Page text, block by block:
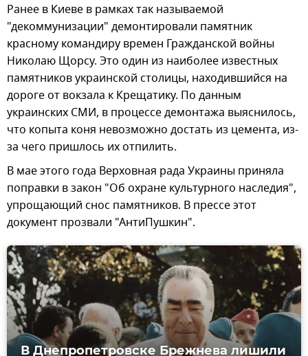
Ранее в Киеве в рамках так называемой
"декоммунизации" демонтировали памятник
красному командиру времен Гражданской войны
Николаю Щорсу. Это один из наиболее известных
памятников украинской столицы, находившийся на
дороге от вокзала к Крещатику. По данным
украинских СМИ, в процессе демонтажа выяснилось,
что копыта коня невозможно достать из цемента, из-
за чего пришлось их отпилить.
В мае этого года Верховная рада Украины приняла
поправки в закон "Об охране культурного наследия",
упрощающий снос памятников. В прессе этот
документ прозвали "АнтиПушкин".
В Днепропетровске Брежнева лишили